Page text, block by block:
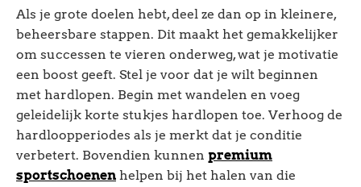
Als je grote doelen hebt, deel ze dan op in kleinere,
beheersbare stappen. Dit maakt het gemakkelijker
om successen te vieren onderweg, wat je motivatie
een boost geeft. Stel je voor dat je wilt beginnen
met hardlopen. Begin met wandelen en voeg
geleidelijk korte stukjes hardlopen toe. Verhoog de
hardloopperiodes als je merkt dat je conditie
verbetert. Bovendien kunnen premium
sportschoenen helpen bij het halen van die